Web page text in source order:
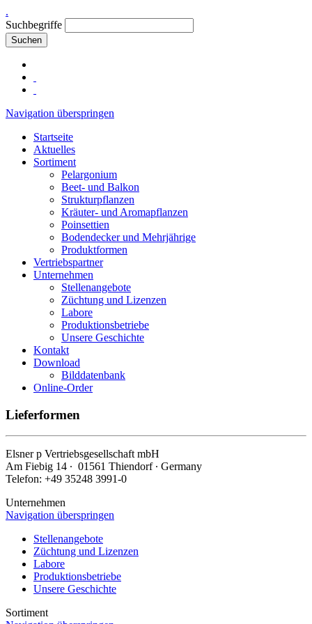
.
Suchbegriffe
Suchen
Navigation überspringen
Startseite
Aktuelles
Sortiment
Pelargonium
Beet- und Balkon
Strukturpflanzen
Kräuter- und Aromapflanzen
Poinsettien
Bodendecker und Mehrjährige
Produktformen
Vertriebspartner
Unternehmen
Stellenangebote
Züchtung und Lizenzen
Labore
Produktionsbetriebe
Unsere Geschichte
Kontakt
Download
Bilddatenbank
Online-Order
Lieferformen
Elsnerp Vertriebsgesellschaft mbH
Am Fiebig 14 ∙ 01561 Thiendorf ∙ Germany
Telefon: +49 35248 3991-0
Unternehmen
Navigation überspringen
Stellenangebote
Züchtung und Lizenzen
Labore
Produktionsbetriebe
Unsere Geschichte
Sortiment